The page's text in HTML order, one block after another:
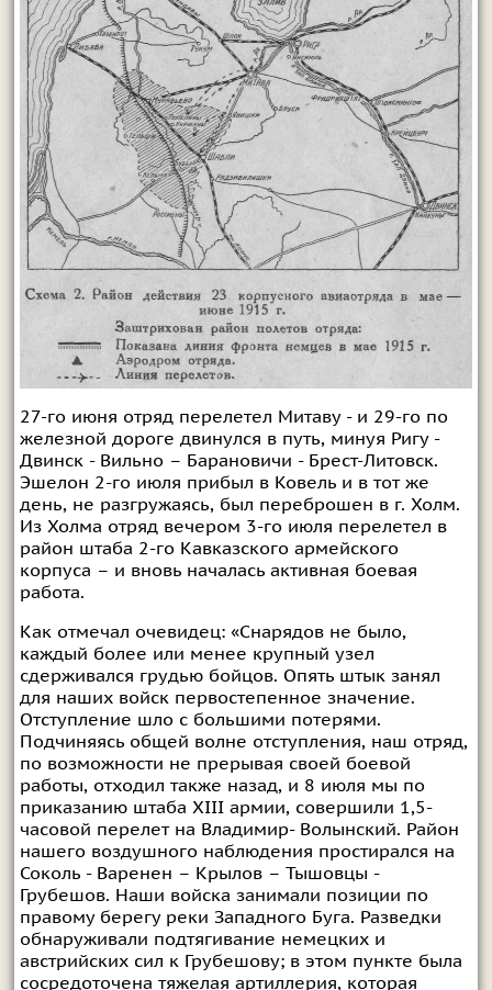
27-го июня отряд перелетел Митаву - и 29-го по
железной дороге двинулся в путь, минуя Ригу -
Двинск - Вильно – Барановичи - Брест-Литовск.
Эшелон 2-го июля прибыл в Ковель и в тот же
день, не разгружаясь, был переброшен в г. Холм.
Из Холма отряд вечером 3-го июля перелетел в
район штаба 2-го Кавказского армейского
корпуса – и вновь началась активная боевая
работа.
Как отмечал очевидец: «Снарядов не было,
каждый более или менее крупный узел
сдерживался грудью бойцов. Опять штык занял
для наших войск первостепенное значение.
Отступление шло с большими потерями.
Подчиняясь общей волне отступления, наш отряд,
по возможности не прерывая своей боевой
работы, отходил также назад, и 8 июля мы по
приказанию штаба XIII армии, совершили 1,5-
часовой перелет на Владимир- Волынский. Район
нашего воздушного наблюдения простирался на
Соколь - Варенен – Крылов – Тышовцы -
Грубешов. Наши войска занимали позиции по
правому берегу реки Западного Буга. Разведки
обнаруживали подтягивание немецких и
австрийских сил к Грубешову; в этом пункте была
сосредоточена тяжелая артиллерия, которая